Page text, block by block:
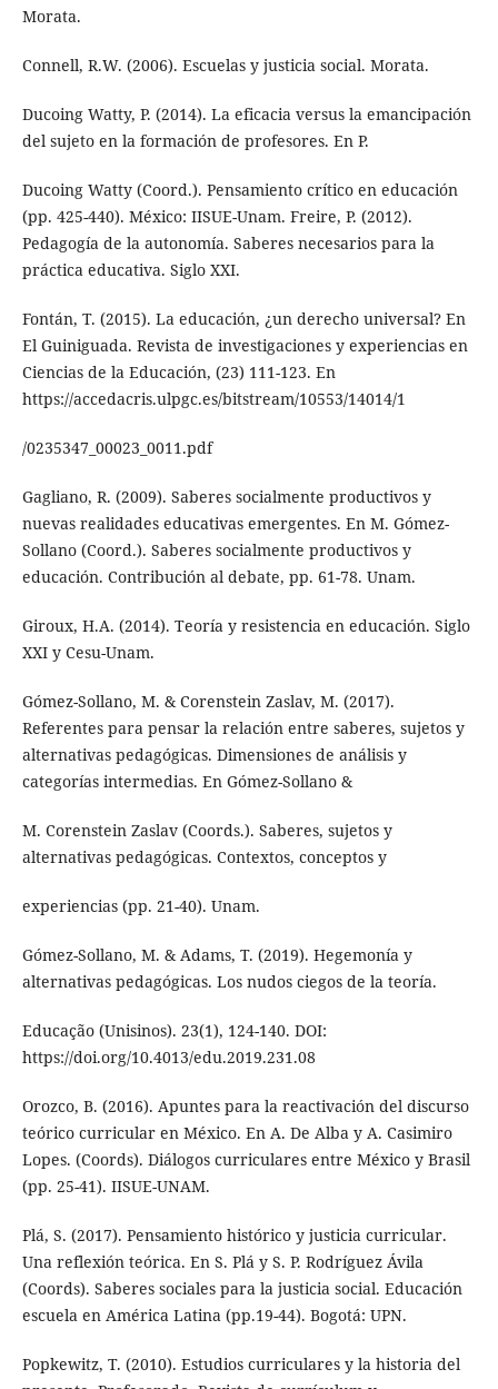
Morata.
Connell, R.W. (2006). Escuelas y justicia social. Morata.
Ducoing Watty, P. (2014). La eficacia versus la emancipación
del sujeto en la formación de profesores. En P.
Ducoing Watty (Coord.). Pensamiento crítico en educación
(pp. 425-440). México: IISUE-Unam. Freire, P. (2012).
Pedagogía de la autonomía. Saberes necesarios para la
práctica educativa. Siglo XXI.
Fontán, T. (2015). La educación, ¿un derecho universal? En
El Guiniguada. Revista de investigaciones y experiencias en
Ciencias de la Educación, (23) 111-123. En
https://accedacris.ulpgc.es/bitstream/10553/14014/1
/0235347_00023_0011.pdf
Gagliano, R. (2009). Saberes socialmente productivos y
nuevas realidades educativas emergentes. En M. Gómez-
Sollano (Coord.). Saberes socialmente productivos y
educación. Contribución al debate, pp. 61-78. Unam.
Giroux, H.A. (2014). Teoría y resistencia en educación. Siglo
XXI y Cesu-Unam.
Gómez-Sollano, M. & Corenstein Zaslav, M. (2017).
Referentes para pensar la relación entre saberes, sujetos y
alternativas pedagógicas. Dimensiones de análisis y
categorías intermedias. En Gómez-Sollano &
M. Corenstein Zaslav (Coords.). Saberes, sujetos y
alternativas pedagógicas. Contextos, conceptos y
experiencias (pp. 21-40). Unam.
Gómez-Sollano, M. & Adams, T. (2019). Hegemonía y
alternativas pedagógicas. Los nudos ciegos de la teoría.
Educação (Unisinos). 23(1), 124-140. DOI:
https://doi.org/10.4013/edu.2019.231.08
Orozco, B. (2016). Apuntes para la reactivación del discurso
teórico curricular en México. En A. De Alba y A. Casimiro
Lopes. (Coords). Diálogos curriculares entre México y Brasil
(pp. 25-41). IISUE-UNAM.
Plá, S. (2017). Pensamiento histórico y justicia curricular.
Una reflexión teórica. En S. Plá y S. P. Rodríguez Ávila
(Coords). Saberes sociales para la justicia social. Educación
escuela en América Latina (pp.19-44). Bogotá: UPN.
Popkewitz, T. (2010). Estudios curriculares y la historia del